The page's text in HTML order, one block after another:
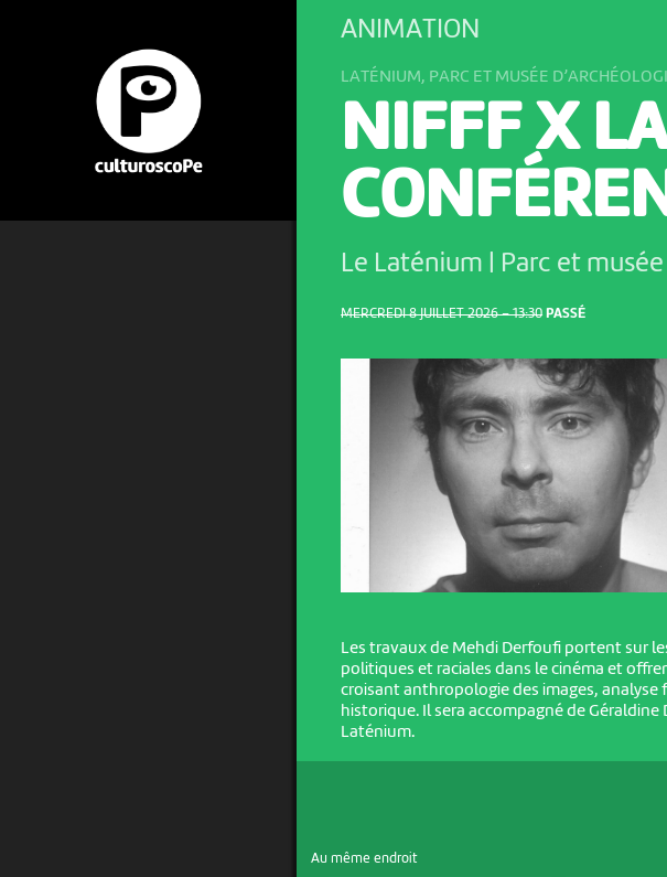
MERCREDI 8 JUILLET 2026 – 13:30 PASSÉ
ANIMATION
LATÉNIUM, PARC ET MUSÉE
NIFFF X
Le Laténium | Parc et
Les travaux de Mehdi Derfoufi portent sur
politiques et raciales dans le cinéma et
croisant anthropologie des images,
historique. Il sera accompagné de
Laténium.
Au même endroit